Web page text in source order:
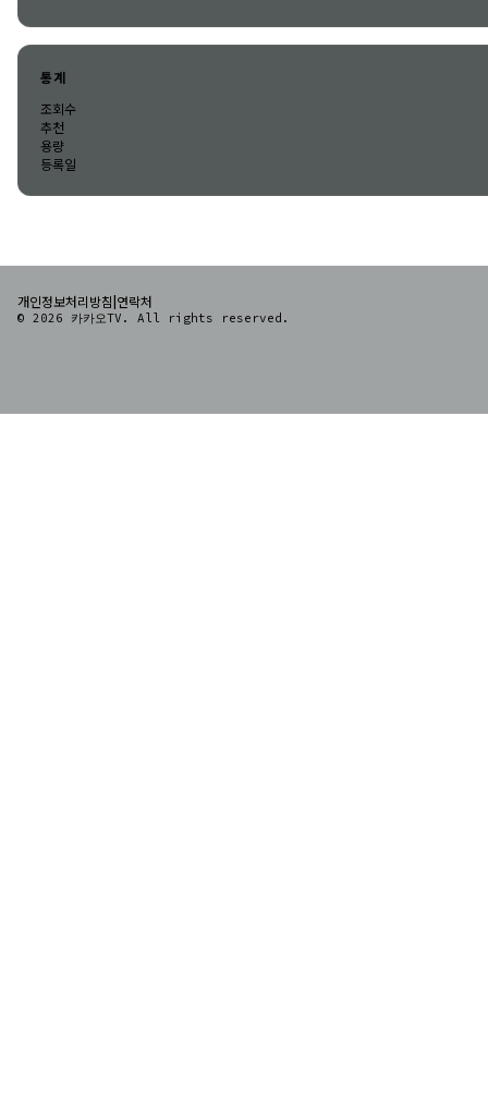
통계
조회수
추천
용량
등록일
개인정보처리방침|연락처
© 2026 카카오TV. All rights reserved.